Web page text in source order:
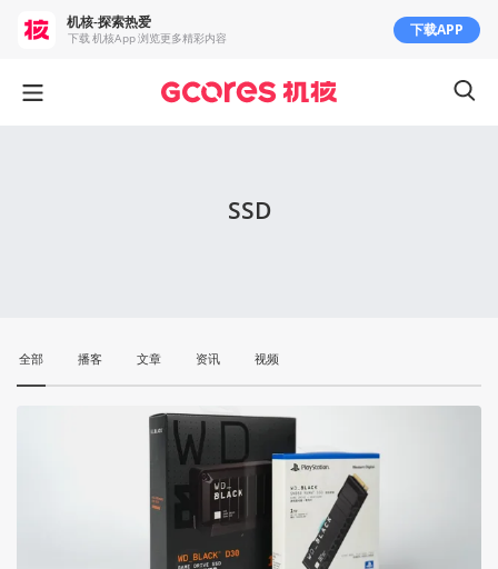
SSD
全部 播客 文章 资讯 视频
机核-探索热爱
下载 机核App 浏览更多精彩内容 下载APP